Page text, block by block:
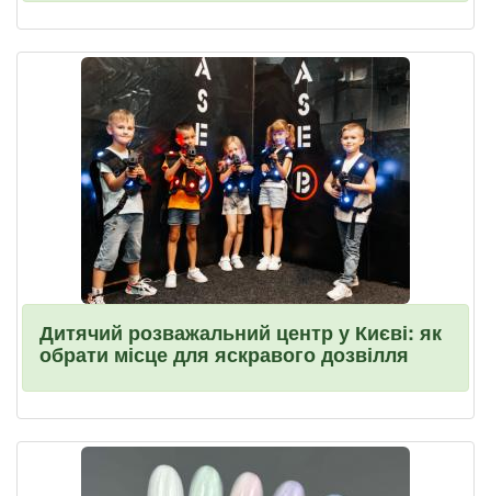
Дитячий розважальний центр у Києві: як
обрати місце для яскравого дозвілля